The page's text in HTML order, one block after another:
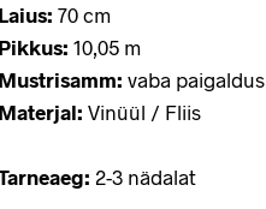
Laius: 70 cm
Pikkus: 10,05 m
Mustrisamm: vaba paigaldus
Materjal: Vinüül / Fliis
2-3 nädalat